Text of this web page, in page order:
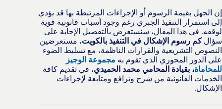
إن الجهل بقيمة الرسوم أو الإجراءات المرتبطة بها قد يؤدي
إلى استمرار التنفيذ الجبري رغم وجود أسباب قانونية قوية
لوقفه. في هذا المقال، سنستعرض بالتفصيل الإجابة على
سؤالكم رسوم الإشكال في التنفيذ بالكويت، مستعرضين
النصوص التشريعية والقرارات الناظمة، مع تسليط الضوء
على الدور المحوري الذي تقوم به مجموعة الوجيز
للمحاماة، بقيادة المحامي محمد الحميدي، في تقديم كافة
الخدمات القانونية من شرح وترافع ومتابعة لإجراءات
الإشكال.